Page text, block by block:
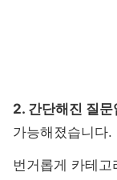
2. 간단해진 질문
가능해졌습니다.
번거롭게 카테